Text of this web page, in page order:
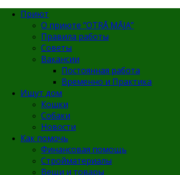
Приют
О приюте “OTRĀ MĀJA”
Правила работы
Советы
Вакансии
Постоянная работа
Временно и Практика
Ищут дом
Кошки
Собаки
Новости
Как помочь
Финансовая помощь
Стройматериалы
Вещи и товары